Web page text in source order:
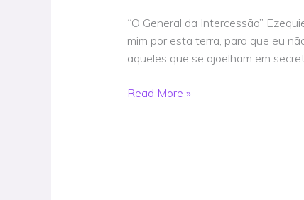
“O General da Intercessão”
mim por esta terra, para que eu
aqueles que se ajoelham em
Atuou
nas
Guerras
Joelhos
Read More »